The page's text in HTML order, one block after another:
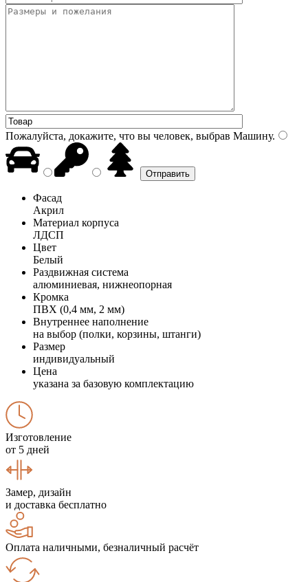
Пожалуйста, докажите, что вы человек, выбрав Машину.
Фасад
Акрил
Материал корпуса
ЛДСП
Цвет
Белый
Раздвижная система
алюминиевая, нижнеопорная
Кромка
ПВХ (0,4 мм, 2 мм)
Внутреннее наполнение
на выбор (полки, корзины, штанги)
Размер
индивидуальный
Цена
указана за базовую комплектацию
Изготовление
от 5 дней
Замер, дизайн
и доставка бесплатно
Оплата наличными, безналичный расчёт